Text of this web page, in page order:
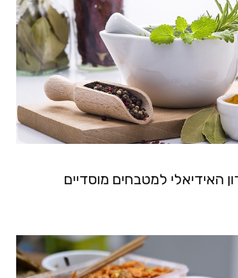
האידיאלי למטבחים מוסדיים